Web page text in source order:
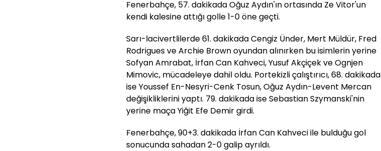
Fenerbahçe, 57. dakikada Oğuz Aydın'ın ortasında Ze Vitor'un
kendi kalesine attığı golle 1-0 öne geçti.
Sarı-lacivertlilerde 61. dakikada Cengiz Ünder, Mert Müldür, Fred
Rodrigues ve Archie Brown oyundan alınırken bu isimlerin yerine
Sofyan Amrabat, İrfan Can Kahveci, Yusuf Akçiçek ve Ognjen
Mimovic, mücadeleye dahil oldu. Portekizli çalıştırıcı, 68. dakikada
ise Youssef En-Nesyri-Cenk Tosun, Oğuz Aydın-Levent Mercan
değişikliklerini yaptı. 79. dakikada ise Sebastian Szymanski'nin
yerine maça Yiğit Efe Demir girdi.
Fenerbahçe, 90+3. dakikada İrfan Can Kahveci ile bulduğu gol
sonucunda sahadan 2-0 galip ayrıldı.